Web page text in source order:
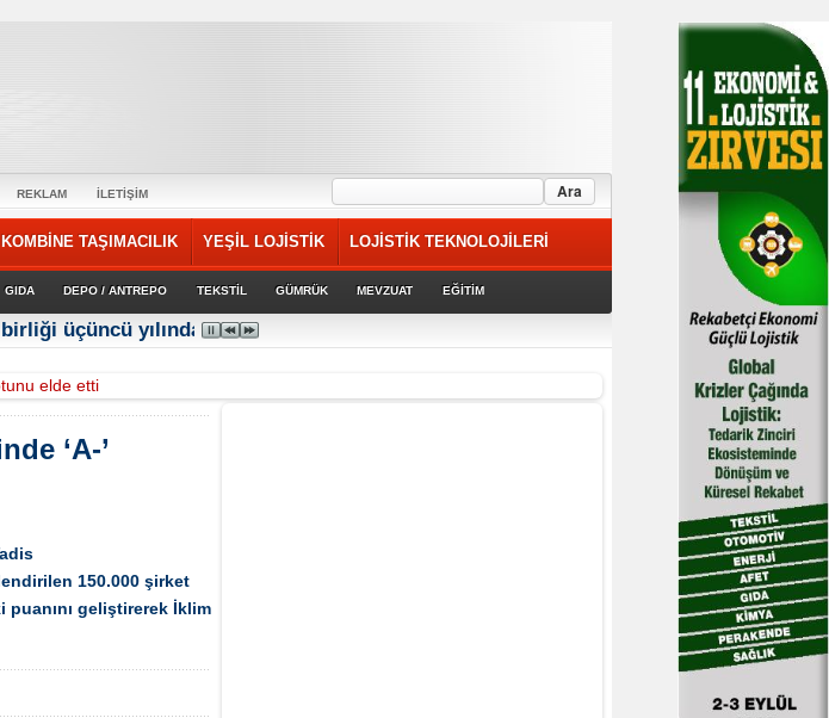
REKLAM İLETİŞİM
KOMBİNE TAŞIMACILIK YEŞİL LOJİSTİK LOJİSTİK TEKNOLOJİLERİ
GIDA DEPO / ANTREPO TEKSTİL GÜMRÜK MEVZUAT EĞİTİM
üçüncü yılında güçlenerek devam ediyor
elde etti
‘A-’
150.000 şirket
puanını geliştirerek İklim